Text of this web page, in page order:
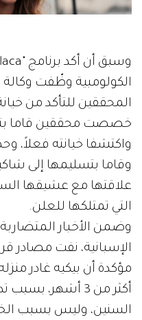
الكولومبية وظّفت
المحققين للتأكد من
خصصت محققين قاما
واكتشفا خيانته فعلاً،
وقاما بتسليمها إلى
علاقتها مع عشيقها
التي تمتلكها للعلن.
وضمن الأخبار
الإسبانية، نفت مصادر
مؤكدة أن بيكيه غادر
أكثر من 3 أشهر،
السنين، وليس بسبب